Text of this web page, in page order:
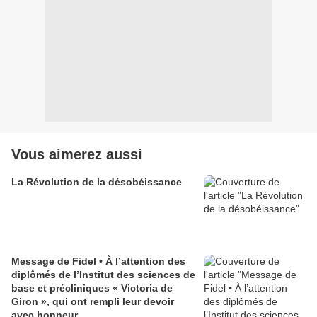
Vous aimerez aussi
La Révolution de la désobéissance
Message de Fidel • À l’attention des
diplômés de l’Institut des sciences de
base et précliniques « Victoria de
Giron », qui ont rempli leur devoir
avec honneur